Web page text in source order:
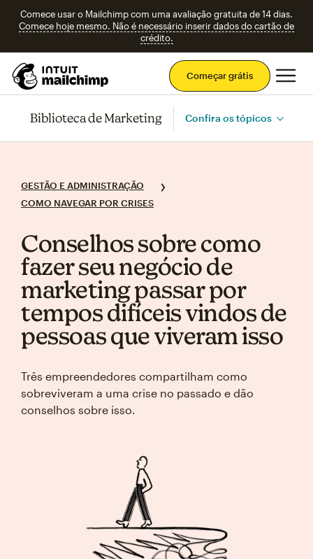
Comece usar o Mailchimp com uma avaliação gratuita de 14 dias.
Comece hoje mesmo. Não é necessário inserir dados do cartão de
crédito.
Começar grátis
Biblioteca de Marketing Confira os tópicos
GESTÃO E ADMINISTRAÇÃO
COMO NAVEGAR POR CRISES
Conselhos sobre como
fazer seu negócio de
marketing passar por
tempos difíceis vindos de
pessoas que viveram isso
Três empreendedores compartilham como
sobreviveram a uma crise no passado e dão
conselhos sobre isso.